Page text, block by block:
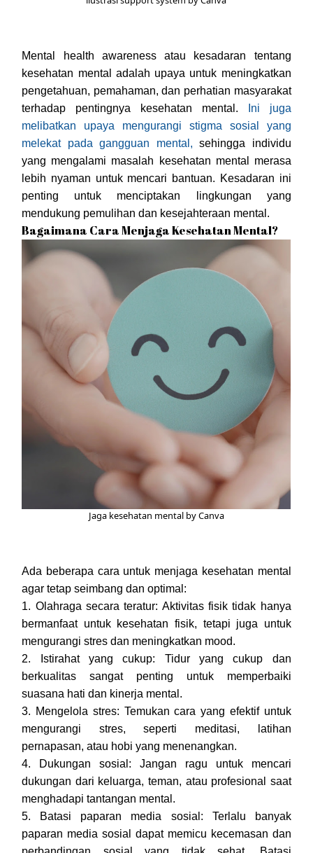
Mental health awareness atau kesadaran tentang
kesehatan mental adalah upaya untuk meningkatkan
pengetahuan, pemahaman, dan perhatian masyarakat
terhadap pentingnya kesehatan mental.
Ini juga
melibatkan upaya mengurangi stigma sosial yang
melekat pada gangguan mental, sehingga individu
yang mengalami masalah kesehatan mental merasa
lebih nyaman untuk mencari bantuan. Kesadaran ini
penting untuk menciptakan lingkungan yang
mendukung pemulihan dan kesejahteraan mental.
Bagaimana Cara Menjaga Kesehatan Mental?
Jaga kesehatan mental by Canva
Ada beberapa cara untuk menjaga kesehatan mental
agar tetap seimbang dan optimal:
1. Olahraga secara teratur: Aktivitas fisik tidak hanya
bermanfaat untuk kesehatan fisik, tetapi juga untuk
mengurangi stres dan meningkatkan mood.
2. Istirahat yang cukup: Tidur yang cukup dan
berkualitas sangat penting untuk memperbaiki
suasana hati dan kinerja mental.
3. Mengelola stres: Temukan cara yang efektif untuk
mengurangi stres, seperti meditasi, latihan
pernapasan, atau hobi yang menenangkan.
4. Dukungan sosial: Jangan ragu untuk mencari
dukungan dari keluarga, teman, atau profesional saat
menghadapi tantangan mental.
5. Batasi paparan media sosial: Terlalu banyak
paparan media sosial dapat memicu kecemasan dan